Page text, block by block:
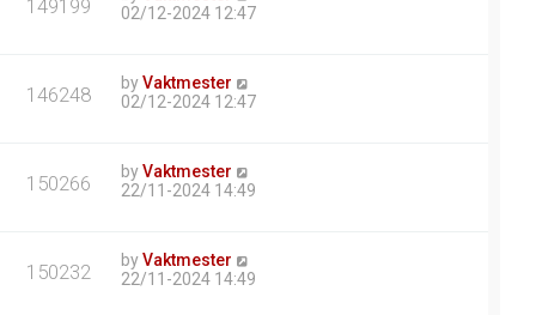
149199
02/12-2024 12:47
146248 byVaktmester
02/12-2024 12:47
150266 byVaktmester
22/11-2024 14:49
150232 byVaktmester
22/11-2024 14:49